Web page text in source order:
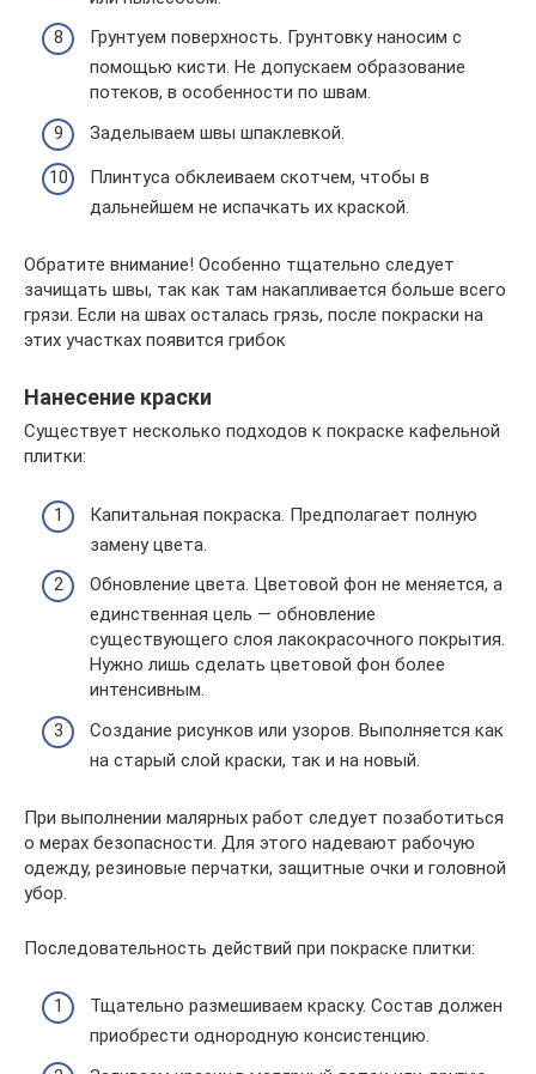
Грунтуем поверхность. Грунтовку наносим с
помощью кисти. Не допускаем образование
потеков, в особенности по швам.
Заделываем швы шпаклевкой.
Плинтуса обклеиваем скотчем, чтобы в
дальнейшем не испачкать их краской.
Обратите внимание! Особенно тщательно следует
зачищать швы, так как там накапливается больше всего
грязи. Если на швах осталась грязь, после покраски на
этих участках появится грибок
Нанесение краски
Существует несколько подходов к покраске кафельной
плитки:
Капитальная покраска. Предполагает полную
замену цвета.
Обновление цвета. Цветовой фон не меняется, а
единственная цель — обновление
существующего слоя лакокрасочного покрытия.
Нужно лишь сделать цветовой фон более
интенсивным.
Создание рисунков или узоров. Выполняется как
на старый слой краски, так и на новый.
При выполнении малярных работ следует позаботиться
о мерах безопасности. Для этого надевают рабочую
одежду, резиновые перчатки, защитные очки и головной
убор.
Последовательность действий при покраске плитки:
Тщательно размешиваем краску. Состав должен
приобрести однородную консистенцию.